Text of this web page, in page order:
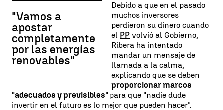
"Vamos a
apostar
completamente
por las energías
renovables"
Debido a que en el pasado
muchos inversores
perdieron su dinero cuando
el PP volvió al Gobierno,
Ribera ha intentado
mandar un mensaje de
llamada a la calma,
explicando que se deben
proporcionar marcos
"adecuados y previsibles"para que "nadie dude
invertir en el futuro es lo mejor que pueden hacer".